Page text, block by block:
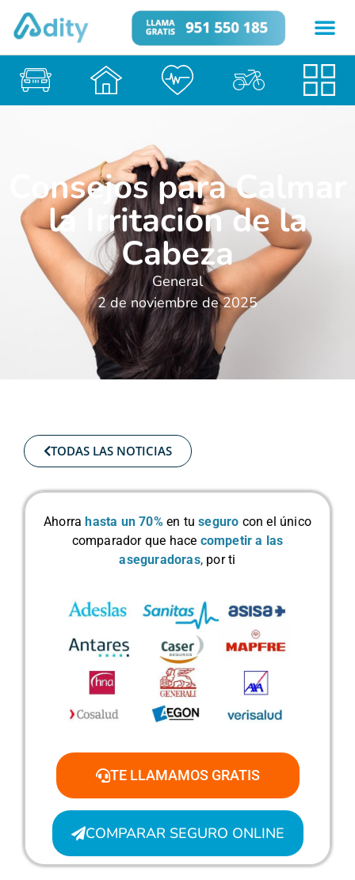
Consejos para Calmar
la Irritación de la
Cabeza
General
2 de noviembre de 2025
TODAS LAS NOTICIAS
Ahorra hasta un 70% en tuseguro con el único
comparador que hace competir a las
aseguradoras, por ti
TE LLAMAMOS GRATIS
COMPARAR SEGURO ONLINE